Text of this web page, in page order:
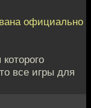
официально
все игры для